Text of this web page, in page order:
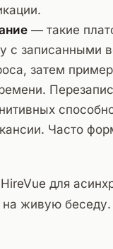
— такие
с записанными
затем
Часто
для
на живую